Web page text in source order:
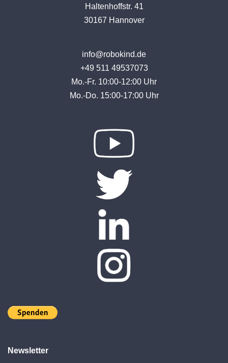
Haltenhoffstr. 41
30167 Hannover
info@robokind.de
+49 511 49537073
Mo.-Fr. 10:00-12:00 Uhr
Mo.-Do. 15:00-17:00 Uhr
Newsletter